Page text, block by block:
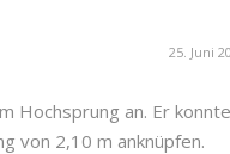
25. Juni
Hochsprung an. Er
von 2,10 m anknüpfen.